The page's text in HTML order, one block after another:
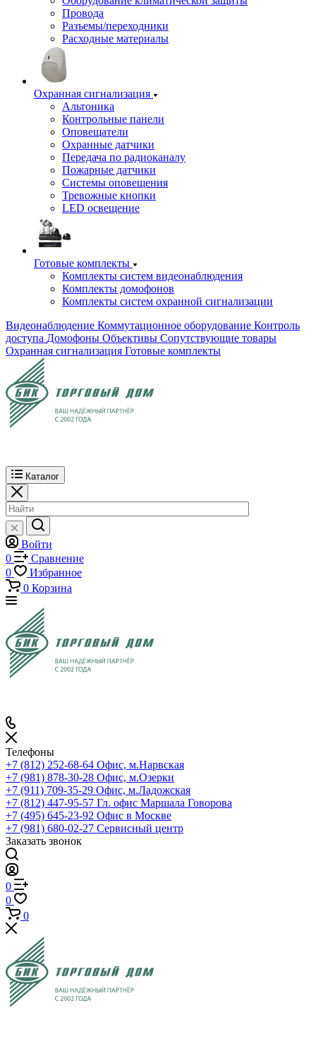
Провода
Разъемы/переходники
Расходные материалы
Охранная сигнализация
Альтоника
Контрольные панели
Оповещатели
Охранные датчики
Передача по радиоканалу
Пожарные датчики
Системы оповещения
Тревожные кнопки
LED освещение
Готовые комплекты
Комплекты систем видеонаблюдения
Комплекты домофонов
Комплекты систем охранной сигнализации
Видеонаблюдение Коммутационное оборудование Контроль
доступа Домофоны Объективы Сопутствующие товары
Охранная сигнализация Готовые комплекты
Каталог
Войти
0
Сравнение
0
Избранное
0 Корзина
Телефоны
+7 (812) 252-68-64 Офис, м.Нарвская
+7 (981) 878-30-28 Офис, м.Озерки
+7 (911) 709-35-29 Офис, м.Ладожская
+7 (812) 447-95-57 Гл. офис Маршала Говорова
+7 (495) 645-23-92 Офис в Москве
+7 (981) 680-02-27 Сервисный центр
Заказать звонок
0
0
0